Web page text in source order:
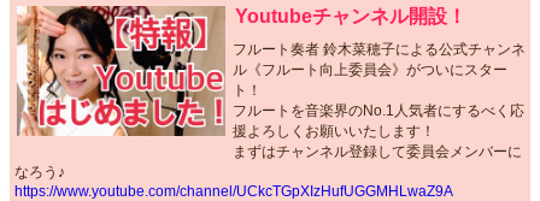
Youtubeチャンネル開設！
フルート奏者 鈴木菜穂子による公式チャンネ
ル《フルート向上委員会》がついにスター
ト！
フルートを音楽界のNo.1人気者にするべく応
援よろしくお願いいたします！
まずはチャンネル登録して委員会メンバーに
なろう♪
https://www.youtube.com/channel/UCkcTGpXIzHufUGGMHLwaZ9A